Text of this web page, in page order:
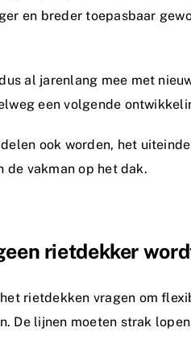
en breder toepasbaar
al jarenlang mee met
een volgende
ook worden, het
vakman op het dak.
rietdekker
rietdekken vragen om
De lijnen moeten strak